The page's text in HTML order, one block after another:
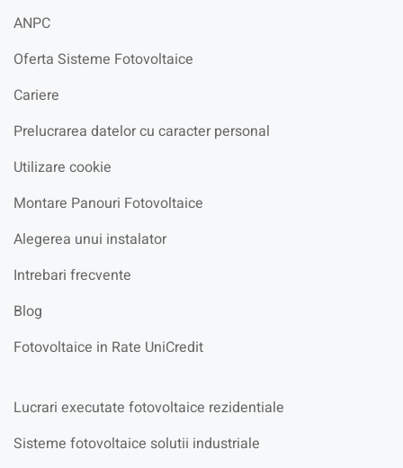
ANPC
Oferta Sisteme Fotovoltaice
Cariere
Prelucrarea datelor cu caracter personal
Utilizare cookie
Montare Panouri Fotovoltaice
Alegerea unui instalator
Intrebari frecvente
Blog
Fotovoltaice in Rate UniCredit
Lucrari executate fotovoltaice rezidentiale
Sisteme fotovoltaice solutii industriale